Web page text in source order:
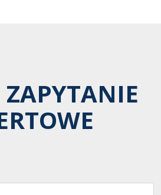
ZAPYTANIE